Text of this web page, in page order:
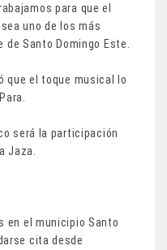
para que el
uno de los más
Santo Domingo Este.
que el toque musical lo
será la participación
Jaza.
en el municipio Santo
cita desde